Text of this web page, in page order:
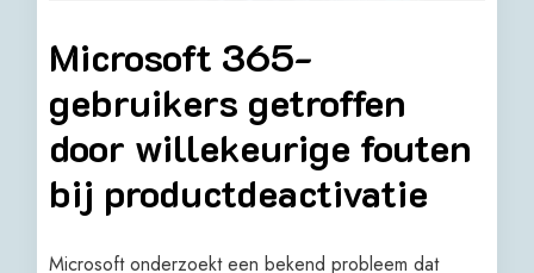
Microsoft 365-
gebruikers getroffen
door willekeurige fouten
bij productdeactivatie
Microsoft onderzoekt een bekend probleem dat